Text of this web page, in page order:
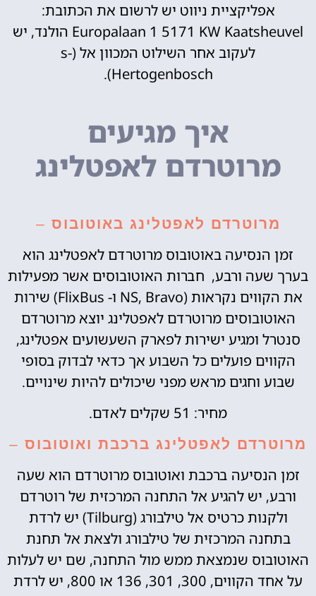
אפליקציית ניווט יש לרשום את הכתובת:
Europalaan 1 5171 KW Kaatsheuvel הולנד, יש
לעקוב אחר השילוט המכוון אל (s-
Hertogenbosch).
איך מגיעים
מרוטרדם לאפטלינג
מרוטרדם לאפטלינג באוטובוס –
זמן הנסיעה באוטובוס מרוטרדם לאפטלינג הוא
בערך שעה ורבע, חברות האוטובוסים אשר מפעילות
את הקווים נקראות (NS, Bravo ו- FlixBus) שירות
האוטובוסים מרוטרדם לאפטלינג יוצא מרוטרדם
סנטרל ומגיע ישירות לפארק השעשועים אפטלינג,
הקווים פועלים כל השבוע אך כדאי לבדוק בסופי
שבוע וחגים מראש מפני שיכולים להיות שינויים.
מחיר: 51 שקלים לאדם.
מרוטרדם לאפטלינג ברכבת ואוטובוס –
זמן הנסיעה ברכבת ואוטובוס מרוטרדם הוא שעה
ורבע, יש להגיע אל התחנה המרכזית של רוטרדם
ולקנות כרטיס אל טילבורג (Tilburg) יש לרדת
בתחנה המרכזית של טילבורג ולצאת אל תחנת
האוטובוס שנמצאת ממש מול התחנה, שם יש לעלות
על אחד הקווים, 300, 301, 136 או 800, יש לרדת